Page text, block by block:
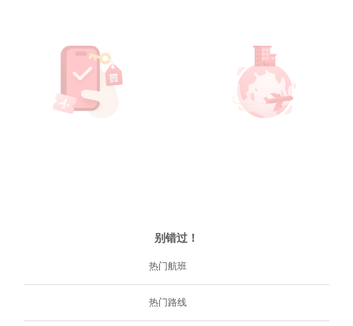
别错过！
热门航班
热门路线